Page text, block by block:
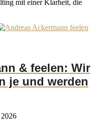
mit einer Klarheit, die
& feelen: Wir
je und werden